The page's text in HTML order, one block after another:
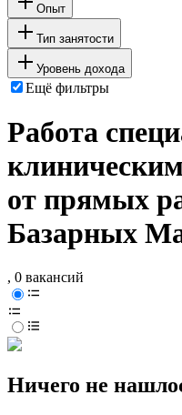
Опыт
Тип занятости
Уровень дохода
Ещё фильтры
Работа
от прямых
Базарных
, 0 вакансий
Ничего не